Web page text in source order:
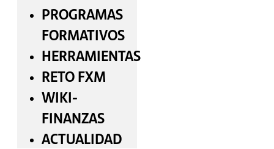
PROGRAMAS
FORMATIVOS
HERRAMIENTAS
RETO FXM
WIKI-
FINANZAS
ACTUALIDAD